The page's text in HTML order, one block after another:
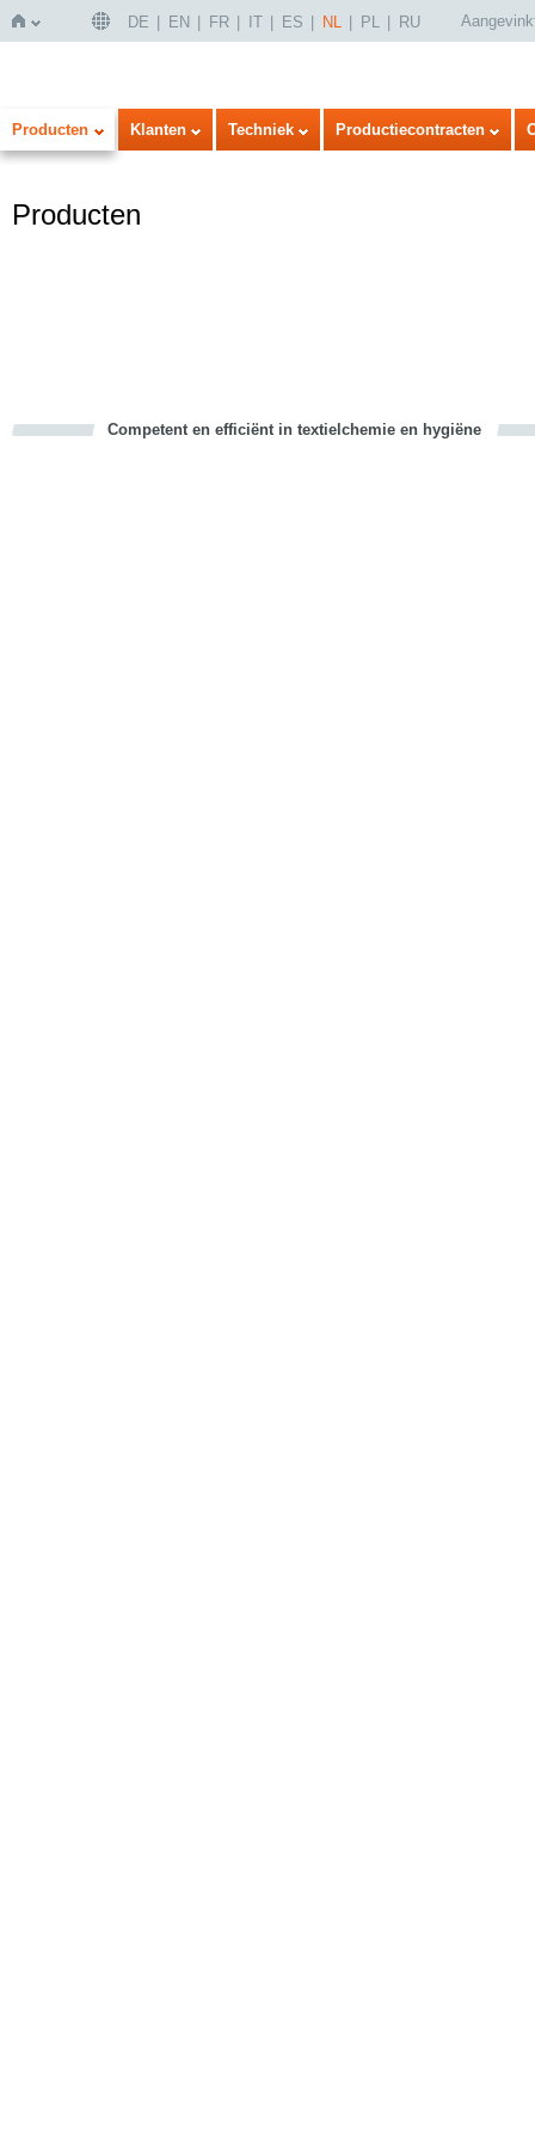
Home
DE EN FR IT ES NL PL RU
Producten Klanten Techniek Productiecontracten
Producten
Competent en efficiënt in textielchemie en hygiëne